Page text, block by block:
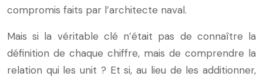
compromis faits par l’architecte naval.
Mais si la véritable clé n’était pas de connaître la
définition de chaque chiffre, mais de comprendre la
relation qui les unit ? Et si, au lieu de les additionner,